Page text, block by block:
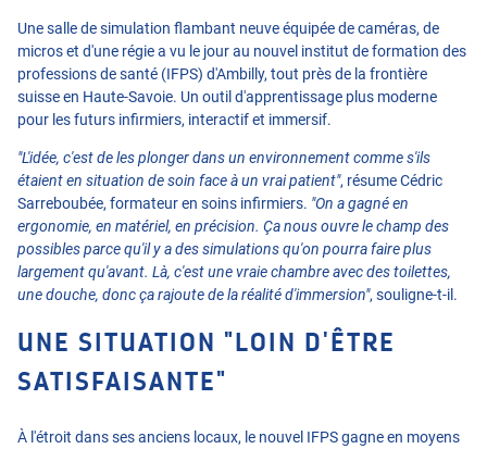
Une salle de simulation flambant neuve équipée de caméras, de
micros et d'une régie a vu le jour au nouvel institut de formation des
professions de santé (IFPS) d'Ambilly, tout près de la frontière
suisse en Haute-Savoie. Un outil d'apprentissage plus moderne
pour les futurs infirmiers, interactif et immersif.
"L'idée, c'est de les plonger dans un environnement comme s'ils
étaient en situation de soin face à un vrai patient", résume Cédric
Sarreboubée, formateur en soins infirmiers. "On a gagné en
ergonomie, en matériel, en précision. Ça nous ouvre le champ des
possibles parce qu'il y a des simulations qu'on pourra faire plus
largement qu'avant. Là, c'est une vraie chambre avec des toilettes,
une douche, donc ça rajoute de la réalité d'immersion", souligne-t-il.
UNE SITUATION "LOIN D'ÊTRE
SATISFAISANTE"
À l'étroit dans ses anciens locaux, le nouvel IFPS gagne en moyens